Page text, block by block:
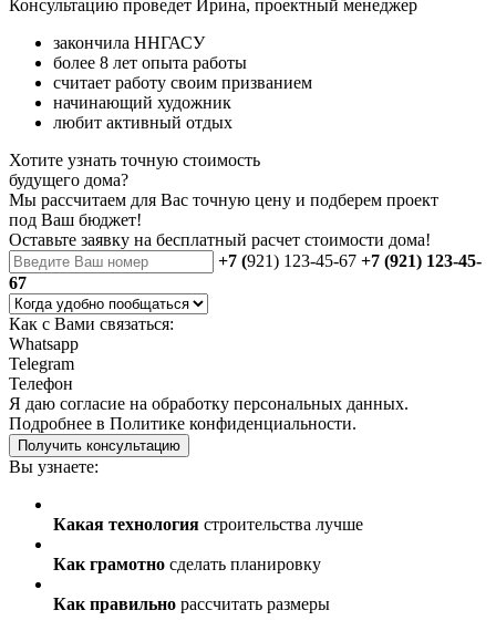
Консультацию проведет Ирина, проектный менеджер
закончила ННГАСУ
более 8 лет опыта работы
считает работу своим призванием
начинающий художник
любит активный отдых
Хотите узнать точную стоимость
будущего дома?
Мы рассчитаем для Вас точную цену и подберем проект
под Ваш бюджет!
Оставьте заявку на бесплатный расчет стоимости дома!
+7 (921) 123-45-67 +7 (921) 123-45-
67
Как с Вами связаться:
Whatsapp
Telegram
Телефон
Я даю согласие на обработку персональных данных.
Подробнее в Политике конфиденциальности.
Получить консультацию
Вы узнаете:
Какая технология строительства лучше
Как грамотно сделать планировку
Как правильно рассчитать размеры